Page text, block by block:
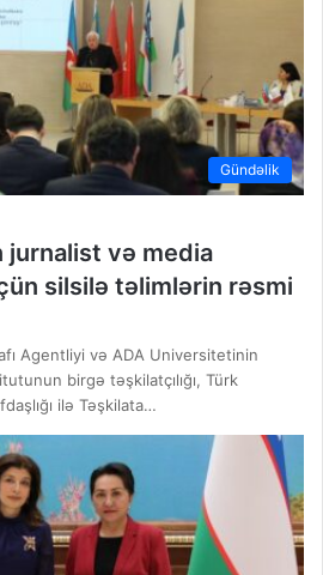
Gündəlik
jurnalist və media
silsilə təlimlərin rəsmi
Agentliyi və ADA Universitetinin
birgə təşkilatçılığı, Türk
ilə Təşkilata…